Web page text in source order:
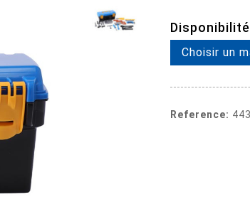
Disponibilité
Choisir un
Reference: